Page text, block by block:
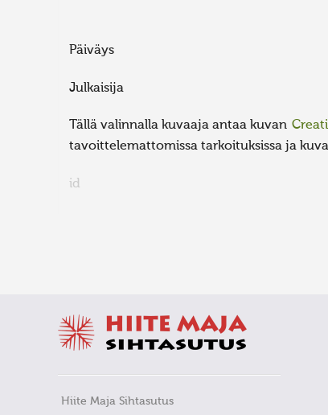
Päiväys
Julkaisija
Tällä valinnalla kuvaaja antaa kuvan
tavoittelemattomissa tarkoituksissa ja
id
Hiite Maja Sihtasutus